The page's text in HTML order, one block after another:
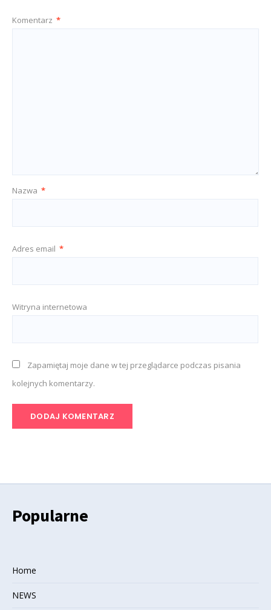
Komentarz *
Nazwa *
Adres email *
Witryna internetowa
Zapamiętaj moje dane w tej przeglądarce podczas pisania
kolejnych komentarzy.
Popularne
Home
NEWS